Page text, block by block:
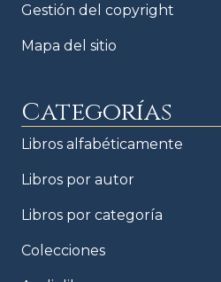
Gestión del copyright
Mapa del sitio
Categorías
Libros alfabéticamente
Libros por autor
Libros por categoría
Colecciones